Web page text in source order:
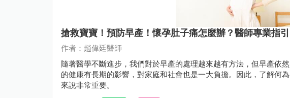
搶救寶寶！預防早產！懷孕肚子痛怎麼辦？醫師專業指
作者：趙偉廷醫師
隨著醫學不斷進步，我們對於早產的處理越來越有方法，但早產依
的健康有長期的影響，對家庭和社會也是一大負擔。因此，了解何
來說非常重要。